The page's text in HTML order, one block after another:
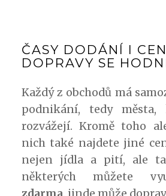
ČASY DODÁNÍ I
DOPRAVY SE
Každý z obchodů má
podnikání, tedy města,
rozvážejí. Kromě toho
nich také najdete jiné
nejen jídla a pití, ale
některých můžete